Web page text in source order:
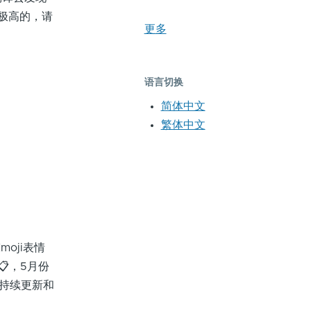
高的，请
表情
，5月份
续更新和
更多
语言切换
简体中文
繁体中文